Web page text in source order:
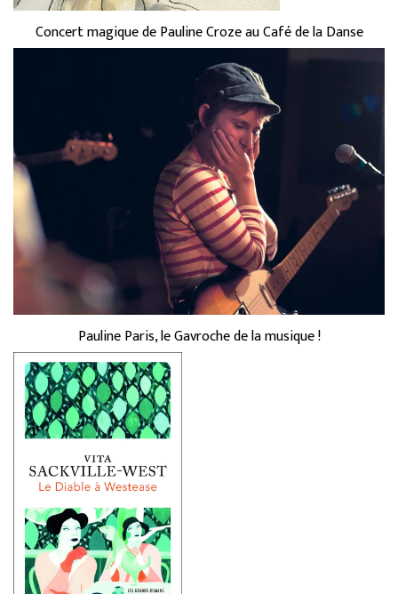
Concert magique de Pauline Croze au Café de la Danse
Pauline Paris, le Gavroche de la musique !